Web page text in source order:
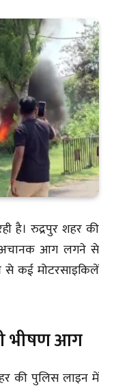
है। रुद्रपुर शहर की
अचानक आग लगने से
कई मोटरसाइकिलें
भीषण आग
की पुलिस लाइन में